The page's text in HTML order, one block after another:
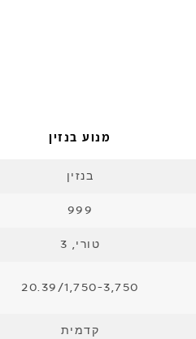
מנוע בנזין
בנזין
999
טורי, 3
20.39/1,750-3,750
קדמית